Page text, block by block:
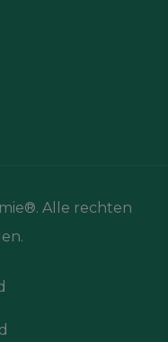
Alle rechten